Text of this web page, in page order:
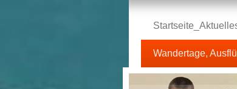
Wandertage,